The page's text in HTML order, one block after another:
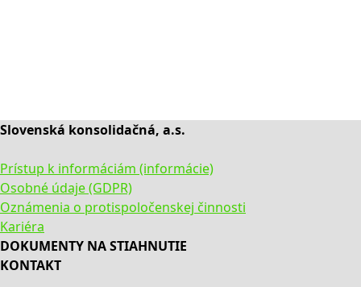
Slovenská konsolidačná, a.s.
Prístup k informáciám (informácie)
Osobné údaje (GDPR)
Oznámenia o protispoločenskej činnosti
Kariéra
DOKUMENTY NA STIAHNUTIE
KONTAKT